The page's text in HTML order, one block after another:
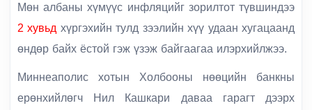
Мөн албаны хүмүүс инфляцийгзорилтот түвшиндээ
2 хувьд хүргэхийн тулд зээлийн хүү удаан хугацаанд
өндөр байх ёстой гэж үзэж байгаагаа илэрхийлжээ.
Миннеаполис хотын Холбооны нөөцийн банкны
ерөнхийлөгч
Нил Кашкари даваа гарагт дээрх